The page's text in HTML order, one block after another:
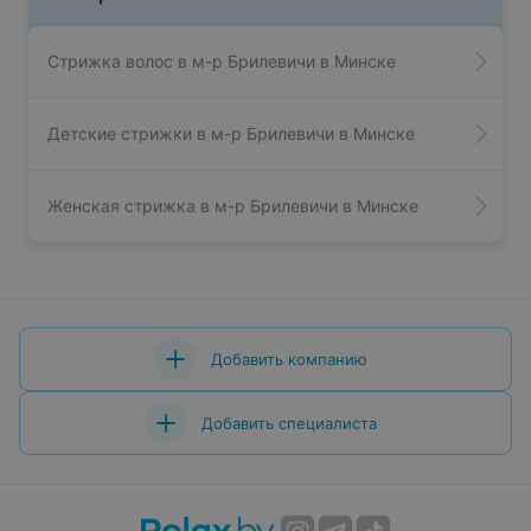
Стрижка волос в м-р Брилевичи в Минске
Детские стрижки в м-р Брилевичи в Минске
Женская стрижка в м-р Брилевичи в Минске
Добавить компанию
Добавить специалиста